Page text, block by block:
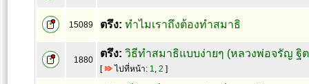
15089 ตรึง: ทำไมเราถึงต้องทำสมาธิ
1880
ตรึง: วิธีทำสมาธิแบบง่ายๆ (หลวงพ่อจรัญ ฐิ
[ ไปที่หน้า: 1, 2 ]